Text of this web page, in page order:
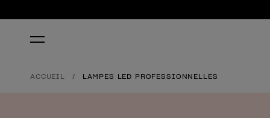
ACCUEIL LAMPES LED PROFESSIONNELLES